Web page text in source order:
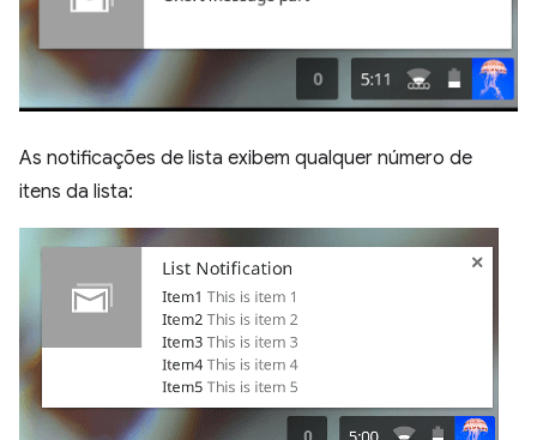
As notificações de lista exibem qualquer número de
itens da lista: